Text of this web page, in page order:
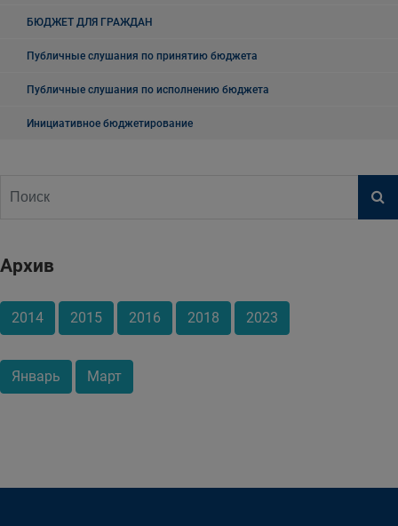
БЮДЖЕТ ДЛЯ ГРАЖДАН
Публичные слушания по принятию бюджета
Публичные слушания по исполнению бюджета
Инициативное бюджетирование
Архив
2014 2015 2016 2018 2023
Январь Март